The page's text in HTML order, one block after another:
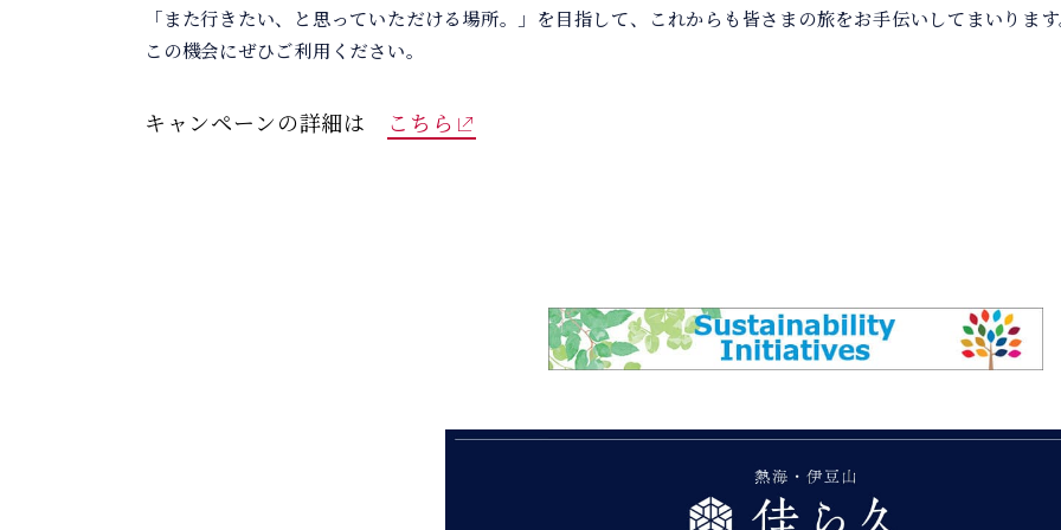
「また行きたい、と思っていただける場所。」を目指して、これからも皆さまの旅をお手伝いしてまいりま
この機会にぜひご利用ください。
キャンペーンの詳細は こちら